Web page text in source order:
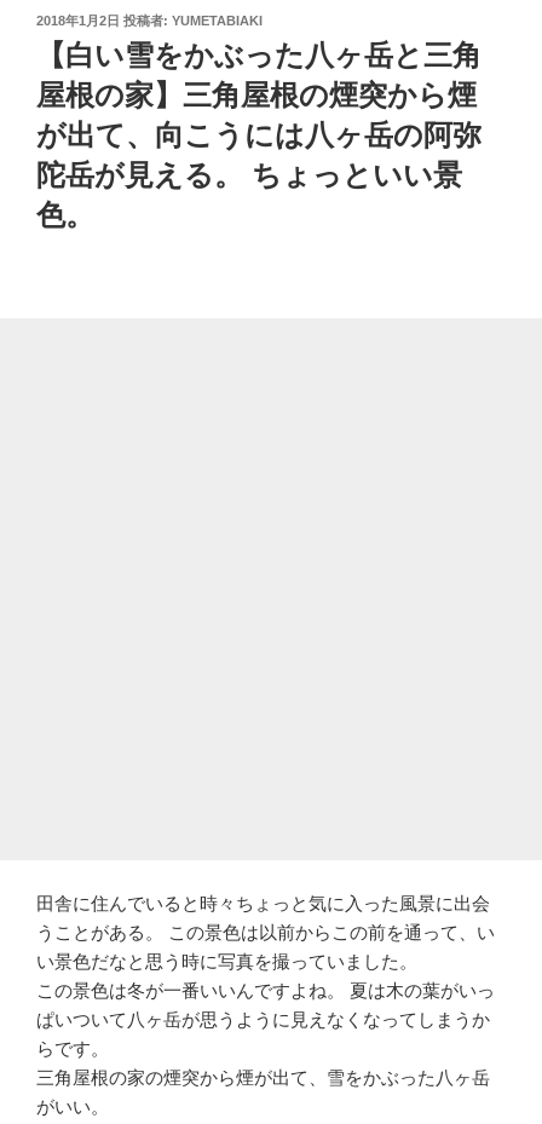
投
2018年1月2日 投稿者: YUMETABIAKI
【白い雪をかぶった八ヶ岳と三角
屋根の家】三角屋根の煙突から煙
が出て、向こうには八ヶ岳の阿弥
陀岳が見える。 ちょっといい景
色。
田舎に住んでいると時々ちょっと気に入った風景に出会
うことがある。 この景色は以前からこの前を通って、い
い景色だなと思う時に写真を撮っていました。
この景色は冬が一番いいんですよね。 夏は木の葉がいっ
ぱいついて八ヶ岳が思うように見えなくなってしまうか
らです。
三角屋根の家の煙突から煙が出て、雪をかぶった八ヶ岳
がいい。